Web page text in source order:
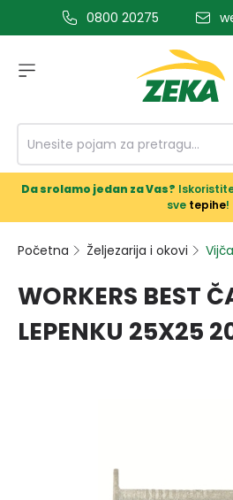
glavni sadržaj0800 20275
Da srolamo jedan za Vas?
sve tepihe!
Početna Željezarija i okovi
WORKERS BEST
LEPENKU 25X25